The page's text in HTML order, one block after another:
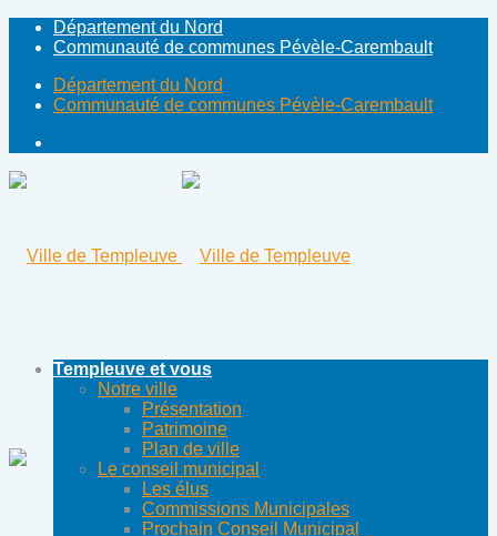
Département du Nord
Communauté de communes Pévèle-Carembault
Département du Nord
Communauté de communes Pévèle-Carembault
Templeuve et vous
Notre ville
Présentation
Patrimoine
Plan de ville
Le conseil municipal
Les élus
Commissions Municipales
Prochain Conseil Municipal